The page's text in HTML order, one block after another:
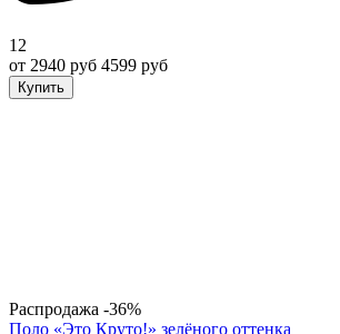
12
от 2940 руб 4599 руб
Купить
Распродажа -36%
Поло «Это Круто!» зелёного оттенка